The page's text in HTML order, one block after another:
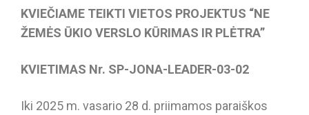
KVIEČIAME TEIKTI VIETOS PROJEKTUS “NE
ŽEMĖS ŪKIO VERSLO KŪRIMAS IR PLĖTRA”
KVIETIMAS Nr. SP-JONA-LEADER-03-02
Iki 2025 m. vasario 28 d. priimamos paraiškos